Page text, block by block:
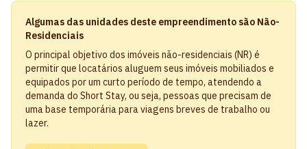
Algumas das unidades deste empreendimento são Não-
Residenciais
O principal objetivo dos imóveis não-residenciais (NR) é
permitir que locatários aluguem seus imóveis mobiliados e
equipados por um curto período de tempo, atendendo a
demanda do Short Stay, ou seja, pessoas que precisam de
uma base temporária para viagens breves de trabalho ou
lazer.